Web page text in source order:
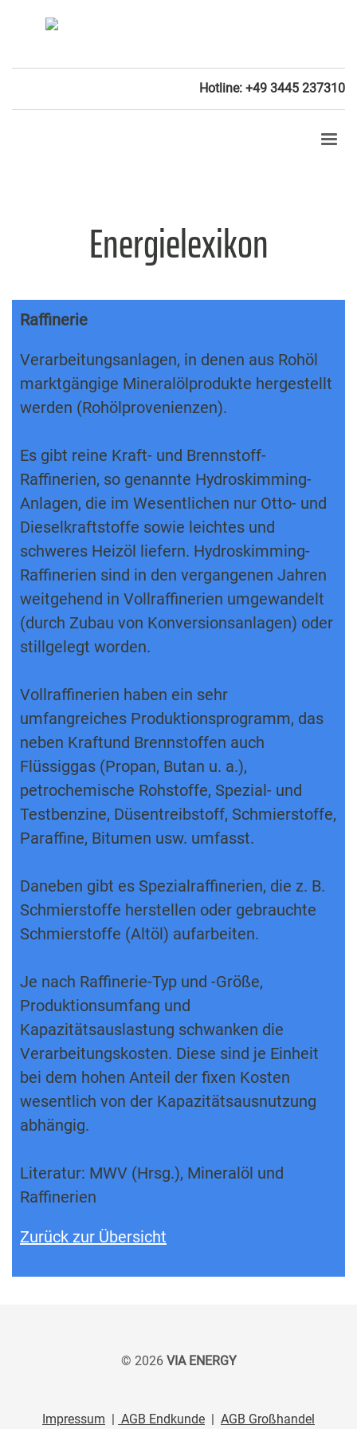
Hotline: +49 3445 237310
Energielexikon
Raffinerie
Verarbeitungsanlagen, in denen aus Rohöl
marktgängige Mineralölprodukte hergestellt
werden (Rohölprovenienzen).
Es gibt reine Kraft- und Brennstoff-
Raffinerien, so genannte Hydroskimming-
Anlagen, die im Wesentlichen nur Otto- und
Dieselkraftstoffe sowie leichtes und
schweres Heizöl liefern. Hydroskimming-
Raffinerien sind in den vergangenen Jahren
weitgehend in Vollraffinerien umgewandelt
(durch Zubau von Konversionsanlagen) oder
stillgelegt worden.
Vollraffinerien haben ein sehr
umfangreiches Produktionsprogramm, das
neben Kraftund Brennstoffen auch
Flüssiggas (Propan, Butan u. a.),
petrochemische Rohstoffe, Spezial- und
Testbenzine, Düsentreibstoff, Schmierstoffe,
Paraffine, Bitumen usw. umfasst.
Daneben gibt es Spezialraffinerien, die z. B.
Schmierstoffe herstellen oder gebrauchte
Schmierstoffe (Altöl) aufarbeiten.
Je nach Raffinerie-Typ und -Größe,
Produktionsumfang und
Kapazitätsauslastung schwanken die
Verarbeitungskosten. Diese sind je Einheit
bei dem hohen Anteil der fixen Kosten
wesentlich von der Kapazitätsausnutzung
abhängig.
Literatur: MWV (Hrsg.), Mineralöl und
Raffinerien
Zurück zur Übersicht
© 2026 VIA ENERGY
Impressum AGB Endkunde AGB Großhandel